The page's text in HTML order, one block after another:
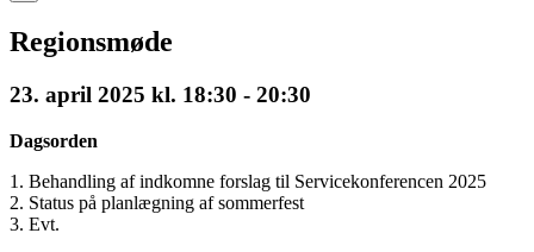
Regionsmøde
23. april 2025 kl. 18:30 - 20:30
Dagsorden
1. Behandling af indkomne forslag til Servicekonferencen 2025
2. Status på planlægning af sommerfest
3. Evt.